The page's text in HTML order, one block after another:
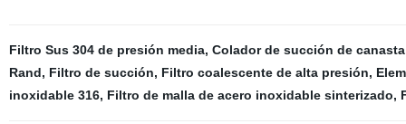
Filtro Sus 304 de presión media, Colador de succión de canasta
Rand, Filtro de succión, Filtro coalescente de alta presión,
inoxidable 316, Filtro de malla de acero inoxidable sinterizado,